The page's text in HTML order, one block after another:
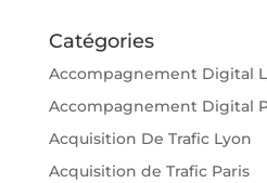
Catégories
Accompagnement Digital
Accompagnement Digital
Acquisition De Trafic Lyon
Acquisition de Trafic Paris